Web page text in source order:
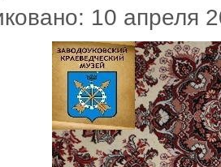
10 апреля